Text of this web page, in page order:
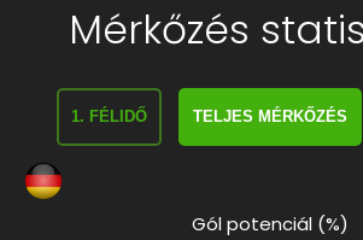
Mérkőzés
1. FÉLIDŐ TELJES MÉRKŐZÉS
Gól potenciál (%)